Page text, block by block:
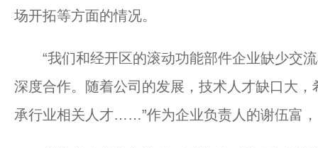
场开拓等方面的情况。
“我们和经开区的滚动功能部件企业缺少交流
深度合作。随着公司的发展，技术人才缺口大
承行业相关人才……”作为企业负责人的谢伍富